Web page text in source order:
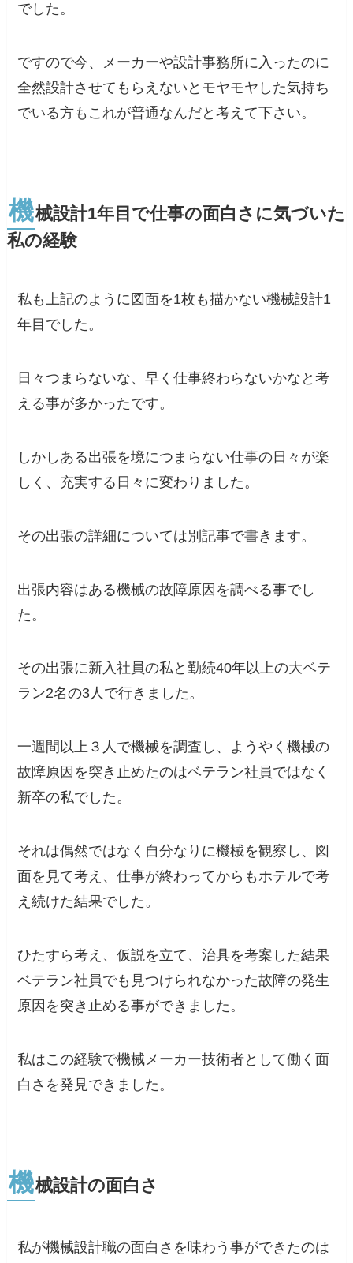
でした。
ですので今、メーカーや設計事務所に入ったのに
全然設計させてもらえないとモヤモヤした気持ち
でいる方もこれが普通なんだと考えて下さい。
機械設計1年目で仕事の面白さに気づいた
私の経験
私も上記のように図面を1枚も描かない機械設計1
年目でした。
日々つまらないな、早く仕事終わらないかなと考
える事が多かったです。
しかしある出張を境につまらない仕事の日々が楽
しく、充実する日々に変わりました。
その出張の詳細については別記事で書きます。
出張内容はある機械の故障原因を調べる事でし
た。
その出張に新入社員の私と勤続40年以上の大ベテ
ラン2名の3人で行きました。
一週間以上３人で機械を調査し、ようやく機械の
故障原因を突き止めたのはベテラン社員ではなく
新卒の私でした。
それは偶然ではなく自分なりに機械を観察し、図
面を見て考え、仕事が終わってからもホテルで考
え続けた結果でした。
ひたすら考え、仮説を立て、治具を考案した結果
ベテラン社員でも見つけられなかった故障の発生
原因を突き止める事ができました。
私はこの経験で機械メーカー技術者として働く面
白さを発見できました。
機械設計の面白さ
私が機械設計職の面白さを味わう事ができたのは